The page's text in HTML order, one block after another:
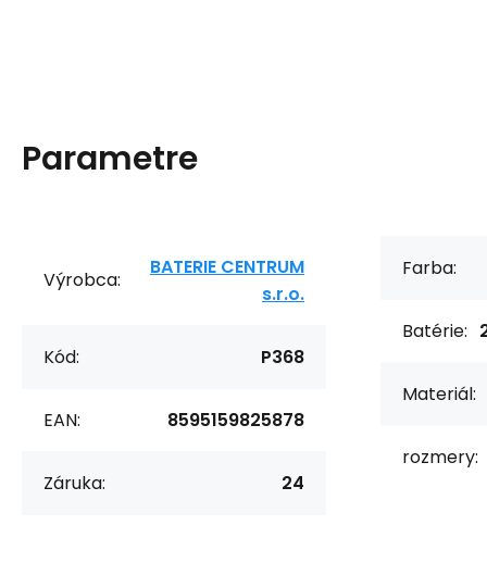
Parametre
Výrobca:
BATERIE CENTRUM
s.r.o.
Kód: P368
EAN: 8595159825878
Záruka: 24
Farba:
Batérie:
Materiál:
rozmery: